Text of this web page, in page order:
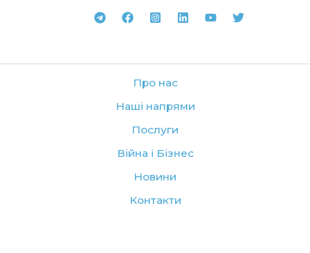
Про нас
Наші напрями
Послуги
Війна і Бізнес
Новини
Контакти